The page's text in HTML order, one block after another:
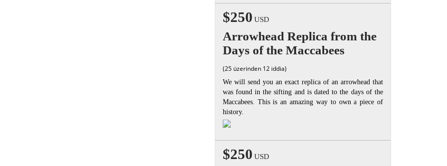
$250 USD
Arrowhead Replica from the
Days of the Maccabees
(25 üzerinden 12 iddia)
We will send you an exact replica of an arrowhead that
was found in the sifting and is dated to the days of the
Maccabees. This is an amazing way to own a piece of
history.
$250 USD